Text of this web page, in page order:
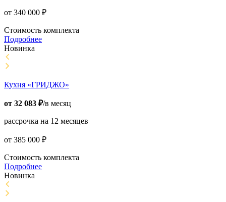
от 340 000 ₽
Стоимость комплекта
Подробнее
Новинка
Кухня «ГРИДЖО»
от 32 083 ₽/в месяц
рассрочка на 12 месяцев
от 385 000 ₽
Стоимость комплекта
Подробнее
Новинка